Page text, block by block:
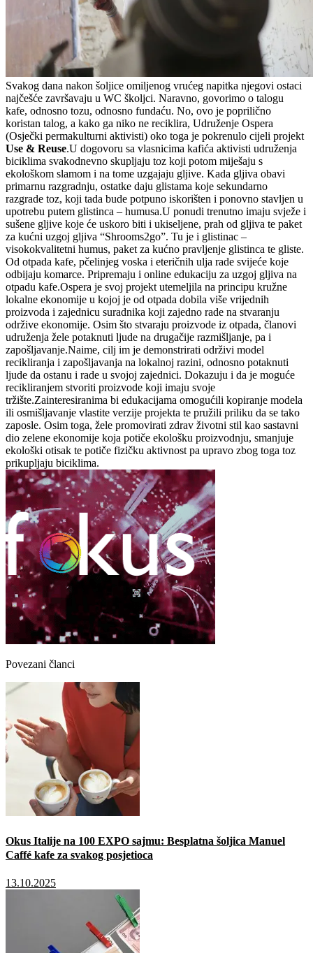
Svakog dana nakon šoljice omiljenog vrućeg napitka njegovi ostaci
najčešće završavaju u WC školjci. Naravno, govorimo o talogu
kafe, odnosno tozu, odnosno fundaću. No, ovo je poprilično
koristan talog, a kako ga niko ne reciklira, Udruženje Ospera
(Osječki permakulturni aktivisti) oko toga je pokrenulo cijeli projekt
Use & Reuse.U dogovoru sa vlasnicima kafića aktivisti udruženja
biciklima svakodnevno skupljaju toz koji potom miješaju s
ekološkom slamom i na tome uzgajaju gljive. Kada gljiva obavi
primarnu razgradnju, ostatke daju glistama koje sekundarno
razgrade toz, koji tada bude potpuno iskorišten i ponovno stavljen u
upotrebu putem glistinca – humusa.U ponudi trenutno imaju svježe i
sušene gljive koje će uskoro biti i ukiseljene, prah od gljiva te paket
za kućni uzgoj gljiva “Shrooms2go”. Tu je i glistinac –
visokokvalitetni humus, paket za kućno pravljenje glistinca te gliste.
Od otpada kafe, pčelinjeg voska i eteričnih ulja rade svijeće koje
odbijaju komarce. Pripremaju i online edukaciju za uzgoj gljiva na
otpadu kafe.Ospera je svoj projekt utemeljila na principu kružne
lokalne ekonomije u kojoj je od otpada dobila više vrijednih
proizvoda i zajednicu suradnika koji zajedno rade na stvaranju
održive ekonomije. Osim što stvaraju proizvode iz otpada, članovi
udruženja žele potaknuti ljude na drugačije razmišljanje, pa i
zapošljavanje.Naime, cilj im je demonstrirati održivi model
recikliranja i zapošljavanja na lokalnoj razini, odnosno potaknuti
ljude da ostanu i rade u svojoj zajednici. Dokazuju i da je moguće
recikliranjem stvoriti proizvode koji imaju svoje
tržište.Zainteresiranima bi edukacijama omogućili kopiranje modela
ili osmišljavanje vlastite verzije projekta te pružili priliku da se tako
zaposle. Osim toga, žele promovirati zdrav životni stil kao sastavni
dio zelene ekonomije koja potiče ekološku proizvodnju, smanjuje
ekološki otisak te potiče fizičku aktivnost pa upravo zbog toga toz
prikupljaju biciklima.
Povezani članci
Okus Italije na 100 EXPO sajmu: Besplatna šoljica Manuel
Caffé kafe za svakog posjetioca
13.10.2025